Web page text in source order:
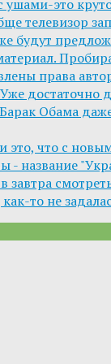
ушами-это
телевизор
будут
права
достаточно
Обама
это, что с
- название
завтра
то не